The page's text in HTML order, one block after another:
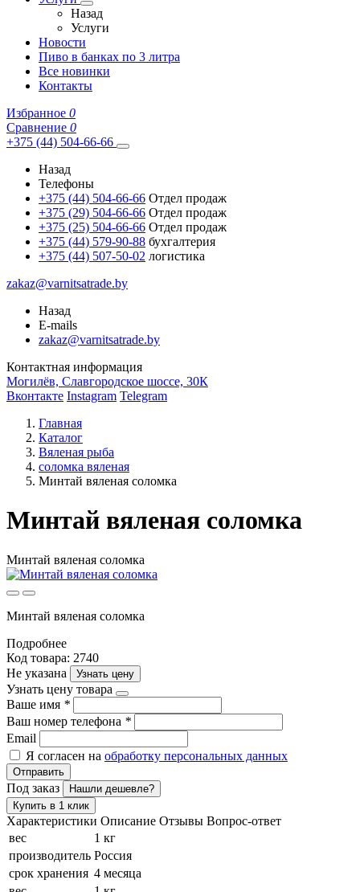
Назад
Услуги
Новости
Пиво в банках по 3 литра
Все новинки
Контакты
Избранное 0
Сравнение 0
+375 (44) 504-66-66
Назад
Телефоны
+375 (44) 504-66-66 Отдел продаж
+375 (29) 504-66-66 Отдел продаж
+375 (25) 504-66-66 Отдел продаж
+375 (44) 579-90-88 бухгалтерия
+375 (44) 507-50-02 логистика
zakaz@varnitsatrade.by
Назад
E-mails
zakaz@varnitsatrade.by
Контактная информация
Могилёв, Славгородское шоссе, 30К
Вконтакте Instagram Telegram
Главная
Каталог
Вяленая рыба
соломка вяленая
Минтай вяленая соломка
Минтай вяленая соломка
Минтай вяленая соломка
Минтай вяленая соломка
Подробнее
Код товара: 2740
Не указана
Узнать цену
Узнать цену товара
Ваше имя *
Ваш номер телефона *
Email
Я согласен на обработку персональных данных
Отправить
Под заказ
Нашли дешевле?
Купить в 1 клик
Характеристики Описание Отзывы Вопрос-ответ
вес
1 кг
производитель Россия
срок хранения 4 месяца